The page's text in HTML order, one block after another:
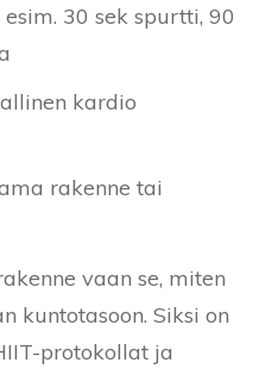
30 sek spurtti, 90
kardio
rakenne tai
vaan se, miten
kuntotasoon. Siksi on
protokollat ja